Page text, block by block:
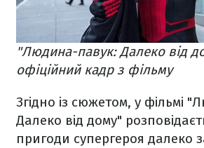
"Людина-павук: Далеко від
офіційний кадр з фільму
Згідно із сюжетом, у фільмі
Далеко від дому"
пригоди супергероя